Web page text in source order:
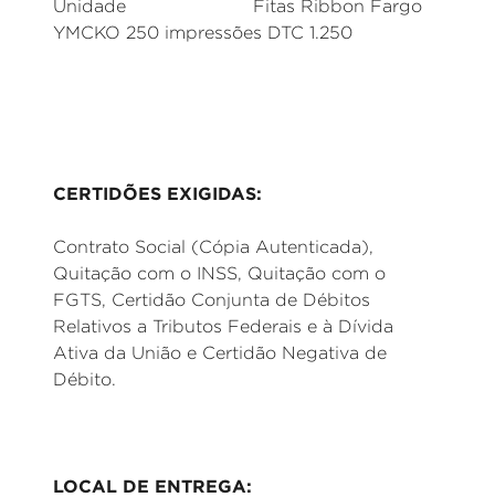
Unidade Fitas Ribbon Fargo
YMCKO 250 impressões DTC 1.250
CERTIDÕES EXIGIDAS:
Contrato Social (Cópia Autenticada),
Quitação com o INSS, Quitação com o
FGTS, Certidão Conjunta de Débitos
Relativos a Tributos Federais e à Dívida
Ativa da União e Certidão Negativa de
Débito.
LOCAL DE ENTREGA: